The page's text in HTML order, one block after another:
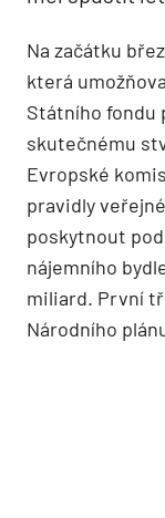
Na začátku
která
Státního fondu
skutečnému
Evropské
pravidly
poskytnout
nájemního
miliard. První
Národního